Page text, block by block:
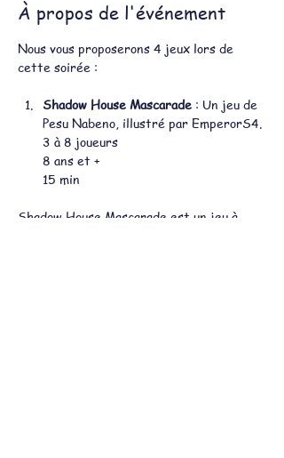
À propos de l'événement
Nous vous proposerons 4 jeux lors de
cette soirée :
Shadow House Mascarade : Un jeu de
Pesu Nabeno, illustré par EmperorS4.
3 à 8 joueurs
8 ans et +
15 min
Shadow House Mascarade est un jeu à